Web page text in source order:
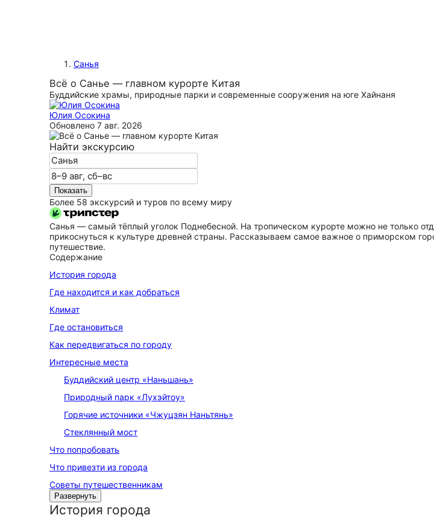
Санья
Всё о Санье — главном курорте Китая
Буддийские храмы, природные парки и современные сооружения на юге Хайнаня
Юлия Осокина
Обновлено 7 авг. 2026
Найти экскурсию
Показать
Более 58 экскурсий и туров по всему миру
Санья — самый тёплый уголок Поднебесной. На тропическом курорте можно не только
прикоснуться к культуре древней страны. Рассказываем самое важное о приморском
путешествие.
Содержание
История города
Где находится и как добраться
Климат
Где остановиться
Как передвигаться по городу
Интересные места
Буддийский центр «Наньшань»
Природный парк «Лухэйтоу»
Горячие источники «Чжуцзян Наньтянь»
Стеклянный мост
Что попробовать
Что привезти из города
Советы путешественникам
Развернуть
История города